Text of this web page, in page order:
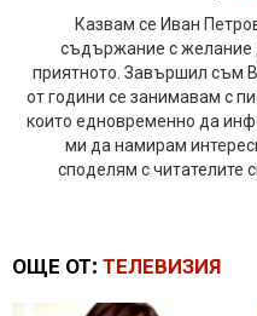
Казвам се Иван
съдържание с желание
приятното. Завършил съм
от години се занимавам с
които едновременно да
ми да намирам
споделям с читателите
ОЩЕ ОТ: ТЕЛЕВИЗИЯ